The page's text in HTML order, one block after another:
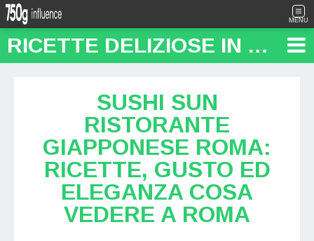
MENU
RICETTE DELIZIOSE IN PENTOLA: "FOOD TRAVEL BLOG"
SUSHI SUN
RISTORANTE
GIAPPONESE ROMA:
RICETTE, GUSTO ED
ELEGANZA COSA
VEDERE A ROMA